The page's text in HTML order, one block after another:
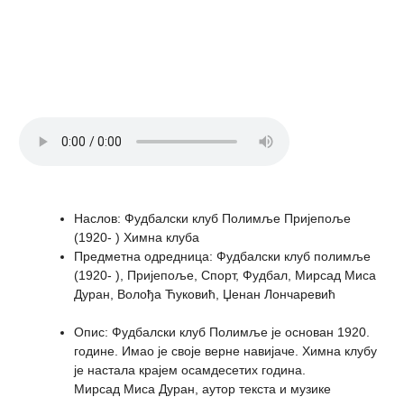
Наслов: Фудбалски клуб Полимље Пријепоље
(1920- ) Химна клуба
Предметна одредница: Фудбалски клуб полимље
(1920- ), Пријепоље, Спорт, Фудбал, Мирсад Миса
Дуран, Волођа Ћуковић, Џенан Лончаревић
Опис: Фудбалски клуб Полимље је основан 1920.
године. Имао је своје верне навијаче. Химна клубу
је настала крајем осамдесетих година.
Мирсад Миса Дуран, аутор текста и музике